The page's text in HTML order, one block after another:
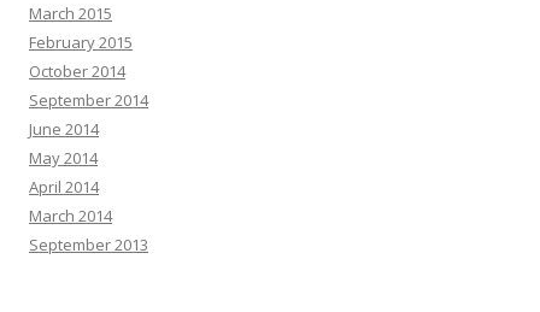
March 2015
February 2015
October 2014
September 2014
June 2014
May 2014
April 2014
March 2014
September 2013